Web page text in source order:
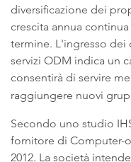
diversificazione dei
crescita annua
termine. L'ingresso
servizi ODM indica un
consentirà di servire
raggiungere nuovi
Secondo uno studio
fornitore di Computer-
2012. La società